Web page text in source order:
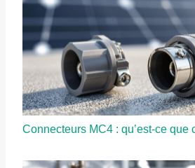
Connecteurs MC4 : qu’est-ce que